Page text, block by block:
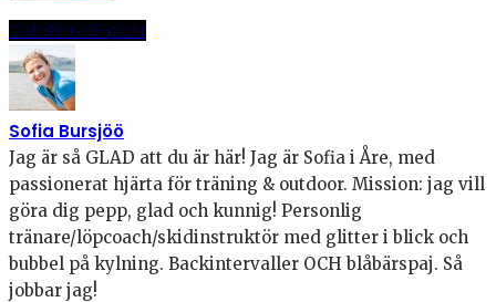
DelaPinnaE-post
Sofia Bursjöö
Jag är så GLAD att du är här! Jag är Sofia i Åre, med
passionerat hjärta för träning & outdoor. Mission: jag vill
göra dig pepp, glad och kunnig! Personlig
tränare/löpcoach/skidinstruktör med glitter i blick och
bubbel på kylning. Backintervaller OCH blåbärspaj. Så
jobbar jag!